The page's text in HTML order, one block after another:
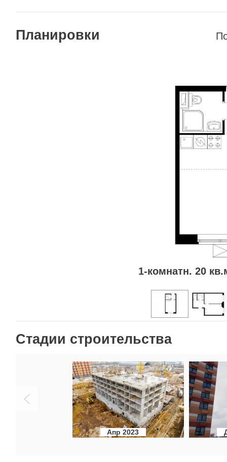
Планировки
1-комнатн. 20
Стадии строительства
Апр 2023